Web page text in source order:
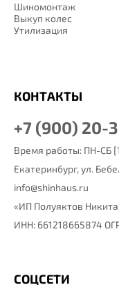
Шиномонтаж
Выкуп колес
Утилизация
КОНТАКТЫ
+7 (900) 20-
Время работы: ПН-СБ
Екатеринбург, ул.
info@shinhaus.ru
«ИП Полуяктов
ИНН: 661218665874
СОЦСЕТИ